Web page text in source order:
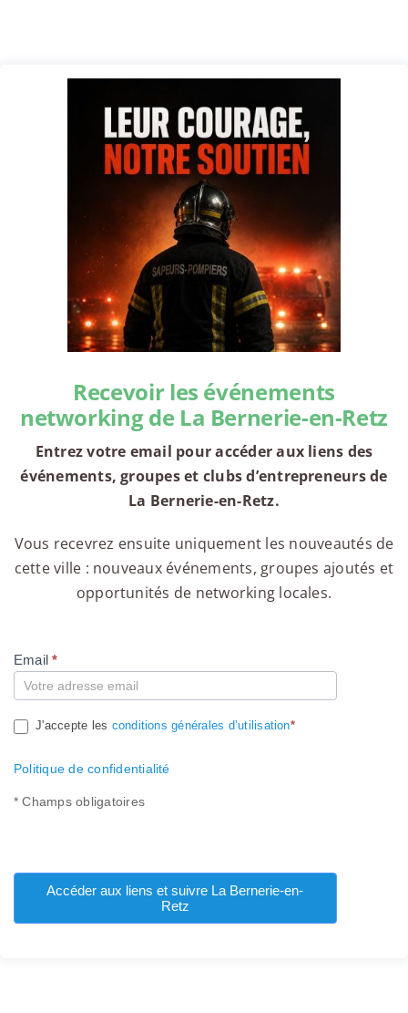
Recevoir les événements
networking de La Bernerie-en-Retz
Entrez votre email pour accéder aux liens des
événements, groupes et clubs d’entrepreneurs de
La Bernerie-en-Retz.
Vous recevrez ensuite uniquement les nouveautés de
cette ville : nouveaux événements, groupes ajoutés et
opportunités de networking locales.
Compte
Email*
J'accepte les conditions générales d’utilisation*
Politique de confidentialité
* Champs obligatoires
Accéder aux liens et suivre La Bernerie-en-
Retz